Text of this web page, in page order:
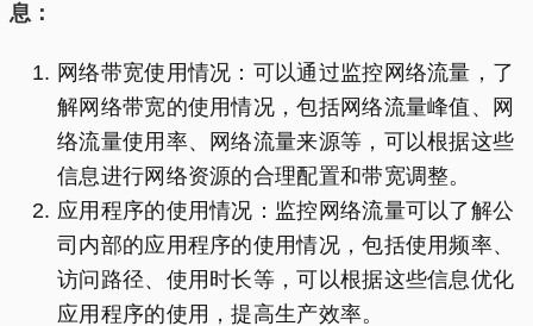
息：
网络带宽使用情况：可以通过监控网络流量，了
解网络带宽的使用情况，包括网络流量峰值、网
络流量使用率、网络流量来源等，可以根据这些
信息进行网络资源的合理配置和带宽调整。
应用程序的使用情况：监控网络流量可以了解公
司内部的应用程序的使用情况，包括使用频率、
访问路径、使用时长等，可以根据这些信息优化
应用程序的使用，提高生产效率。